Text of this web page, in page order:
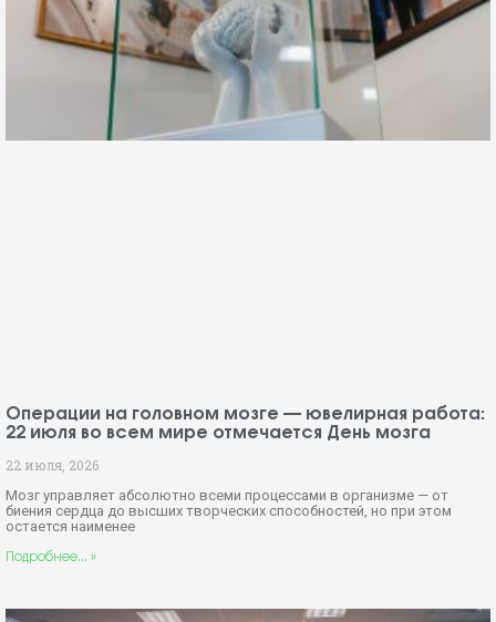
Операции на головном мозге — ювелирная работа:
22 июля во всем мире отмечается День мозга
22 июля, 2026
Мозг управляет абсолютно всеми процессами в организме — от
биения сердца до высших творческих способностей, но при этом
остается наименее
Подробнее... »